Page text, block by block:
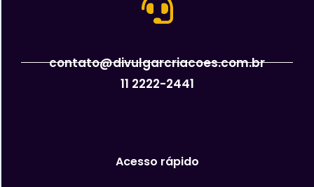
contato@divulgarcriacoes.com.br
11 2222-2441
Acesso rápido